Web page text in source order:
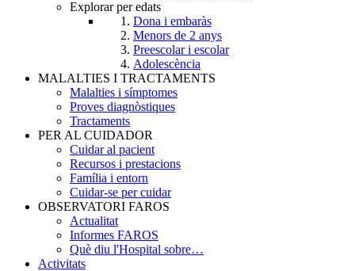
Explorar per edats
Dona i embaràs
Menors de 2 anys
Preescolar i escolar
Adolescència
MALALTIES I TRACTAMENTS
Malalties i símptomes
Proves diagnòstiques
Tractaments
PER AL CUIDADOR
Cuidar al pacient
Recursos i prestacions
Família i entorn
Cuidar-se per cuidar
OBSERVATORI FAROS
Actualitat
Informes FAROS
Què diu l'Hospital sobre…
Activitats